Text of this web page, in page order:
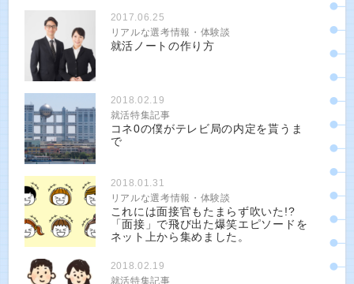
2017.06.25
リアルな選考情報・体験談
就活ノートの作り方
2018.02.19
就活特集記事
コネ0の僕がテレビ局の内定を貰うま
で
2018.01.31
リアルな選考情報・体験談
これには面接官もたまらず吹いた!?
「面接」で飛び出た爆笑エピソードを
ネット上から集めました。
2018.02.19
就活特集記事